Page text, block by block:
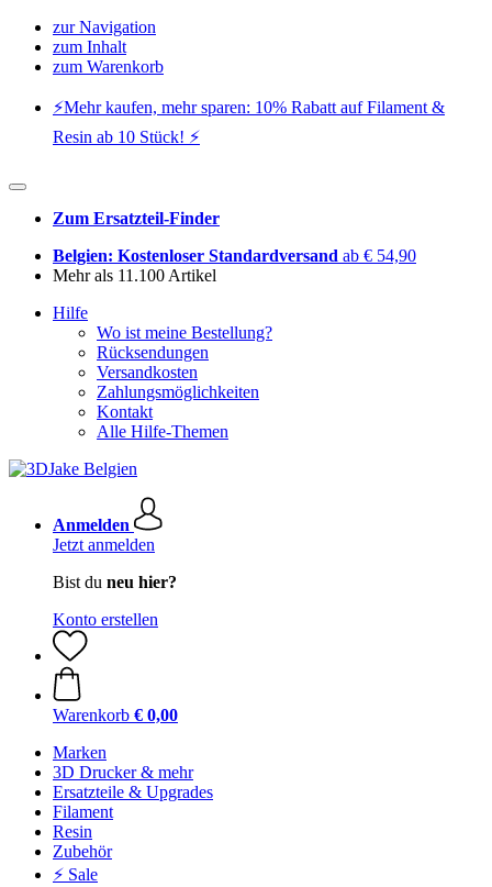
zur Navigation
zum Inhalt
zum Warenkorb
⚡️Mehr kaufen, mehr sparen: 10% Rabatt auf Filament &
Resin ab 10 Stück! ⚡️
Zum Ersatzteil-Finder
Belgien: Kostenloser Standardversand ab € 54,90
Mehr als 11.100 Artikel
Hilfe
Wo ist meine Bestellung?
Rücksendungen
Versandkosten
Zahlungsmöglichkeiten
Kontakt
Alle Hilfe-Themen
Anmelden
Jetzt anmelden
Bist du neu hier?
Konto erstellen
Warenkorb € 0,00
Marken
3D Drucker & mehr
Ersatzteile & Upgrades
Filament
Resin
Zubehör
⚡ Sale